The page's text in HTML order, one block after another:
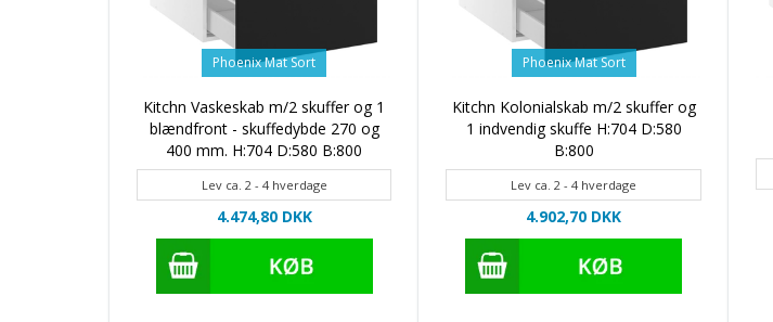
Phoenix Mat Sort
Kitchn Vaskeskab m/2 skuffer og 1
blændfront - skuffedybde 270 og
400 mm. H:704 D:580 B:800
Lev ca. 2 - 4 hverdage
4.474,80 DKK
Phoenix Mat Sort
Kitchn Kolonialskab m/2 skuffer og
1 indvendig skuffe H:704 D:580
B:800
Lev ca. 2 - 4 hverdage
4.902,70 DKK